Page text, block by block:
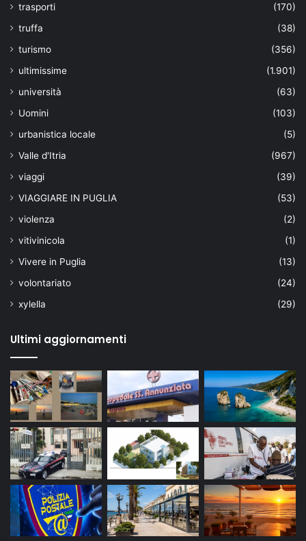
trasporti
(170)
truffa
(38)
turismo
(356)
ultimissime
(1.901)
università
(63)
Uomini
(103)
urbanistica locale
(5)
Valle d'Itria
(967)
viaggi
(39)
VIAGGIARE IN PUGLIA
(53)
violenza
(2)
vitivinicola
(1)
Vivere in Puglia
(13)
volontariato
(24)
xylella
(29)
Ultimi aggiornamenti